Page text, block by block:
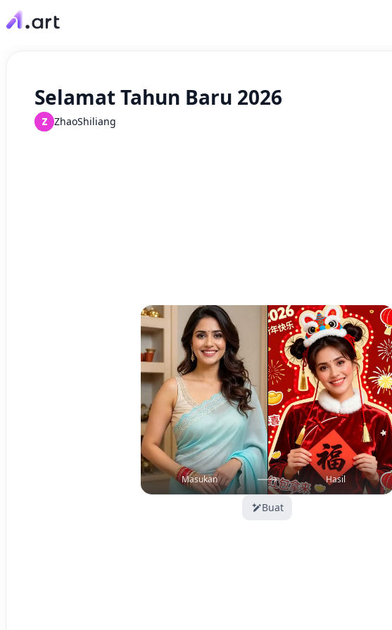
Selamat Tahun Baru 2026
Z ZhaoShiliang
Masukan Hasil
Buat